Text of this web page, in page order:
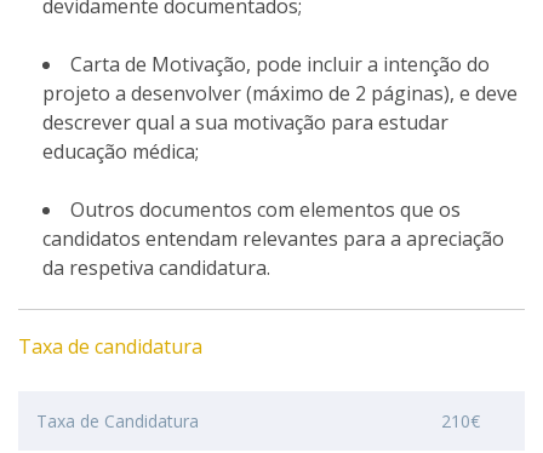
devidamente documentados;
Carta de Motivação, pode incluir a intenção do
projeto a desenvolver (máximo de 2 páginas), e deve
descrever qual a sua motivação para estudar
educação médica;
Outros documentos com elementos que os
candidatos entendam relevantes para a apreciação
da respetiva candidatura.
Taxa de candidatura
Taxa de Candidatura 210€